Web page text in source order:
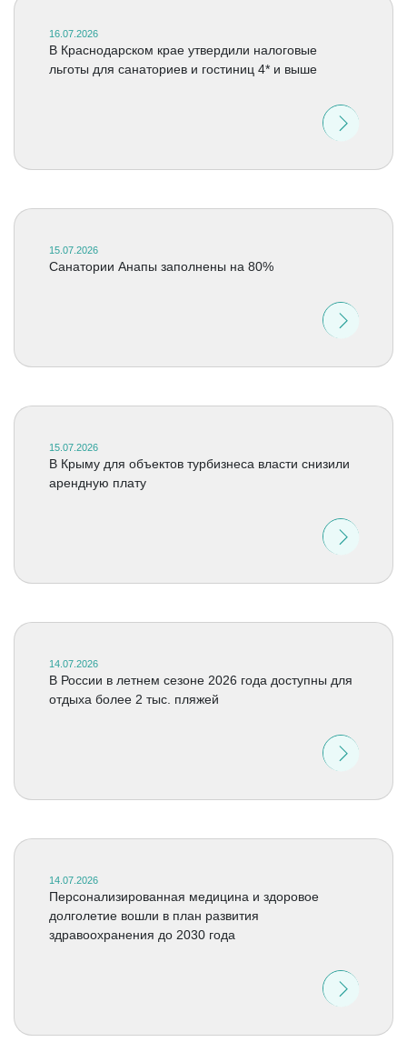
16.07.2026
В Краснодарском крае утвердили налоговые
льготы для санаториев и гостиниц 4* и выше
15.07.2026
Санатории Анапы заполнены на 80%
15.07.2026
В Крыму для объектов турбизнеса власти снизили
арендную плату
14.07.2026
В России в летнем сезоне 2026 года доступны для
отдыха более 2 тыс. пляжей
14.07.2026
Персонализированная медицина и здоровое
долголетие вошли в план развития
здравоохранения до 2030 года